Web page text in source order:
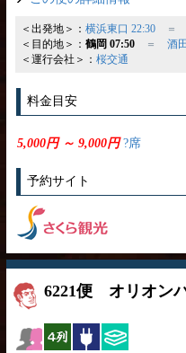
＜出発地＞： 横浜東口 22:30＝
＜目的地＞： 鶴岡 07:50＝ 酒
＜運行会社＞： 桜交通
料金目安
5,000円 ～ 9,000円?席
予約サイト
6221便 オリオン
女性安心
横4列 コンセント